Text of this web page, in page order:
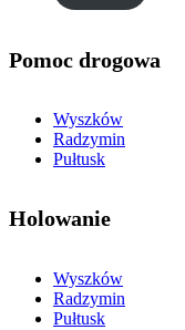
Pomoc drogowa
Wyszków
Radzymin
Pułtusk
Holowanie
Wyszków
Radzymin
Pułtusk